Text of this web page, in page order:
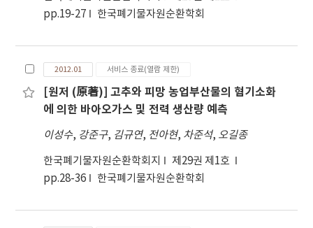
pp.19-27
한국폐기물자원순환학회
2012.01 서비스 종료(열람 제한)
[원저 (原著)] 고추와 피망 농업부산물의 혐기소화
에 의한 바아오가스 및 전력 생산량 예측
이성수, 강준구, 김규연, 전아현, 차준석, 오길종
한국폐기물자원순환학회지
제29권 제1호
pp.28-36
한국폐기물자원순환학회